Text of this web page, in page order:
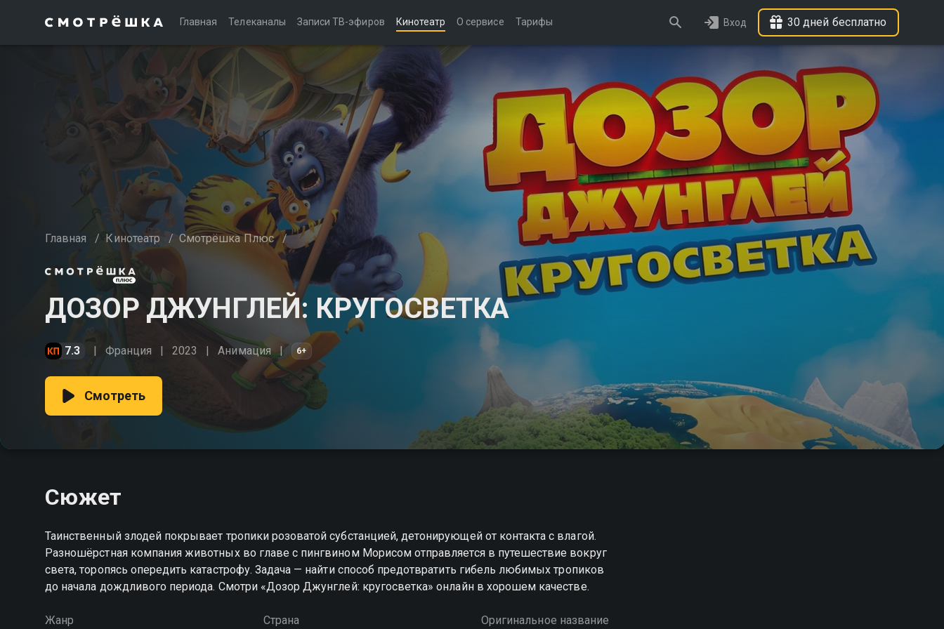
Главная Телеканалы Записи ТВ-эфиров Кинотеатр О сервисе Тарифы Вход 30 дней бесплатно
Главная / Кинотеатр / Смотрёшка Плюс /
ДОЗОР ДЖУНГЛЕЙ: КРУГОСВЕТКА
7.3 Франция 2023 Анимация 6+
Смотреть
Сюжет
Таинственный злодей покрывает тропики розоватой субстанцией, детонирующей от контакта с влагой.
Разношёрстная компания животных во главе с пингвином Морисом отправляется в путешествие вокруг
света, торопясь опередить катастрофу. Задача — найти способ предотвратить гибель любимых тропиков
до начала дождливого периода. Смотри «Дозор Джунглей: кругосветка» онлайн в хорошем качестве.
Жанр Страна Оригинальное название